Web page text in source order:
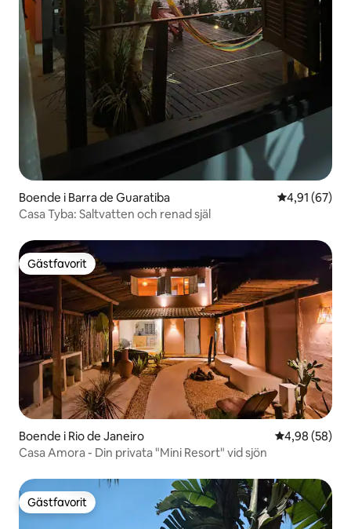
Boende i Barra de Guaratiba 4,91 av 5 i
4,91 (67)
Casa Tyba: Saltvatten och renad själ
Gästfavorit
Gästfavorit
Boende i Rio de Janeiro 4,98 av 5 i
4,98 (58)
Casa Amora - Din privata "Mini Resort" vid sjön
Gästfavorit
Gästfavorit